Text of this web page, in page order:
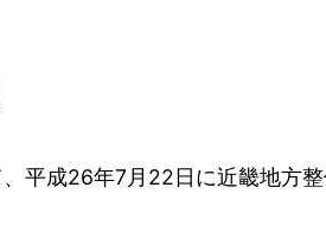
平成26年7月22日に近畿地方